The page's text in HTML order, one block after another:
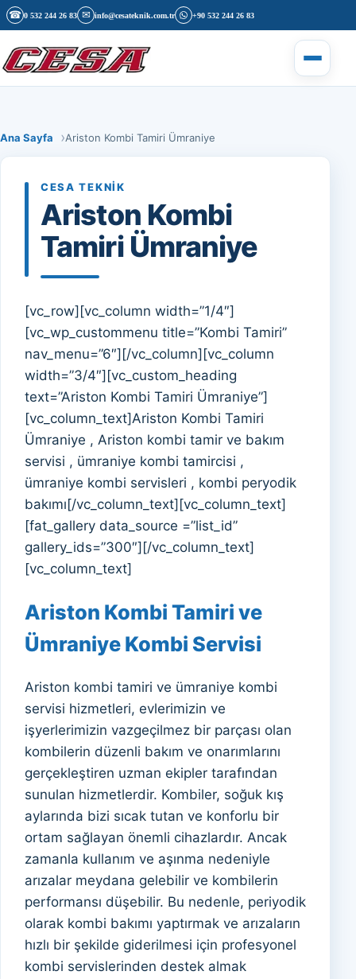
İçeriğe geç
☎ 0 532 244 26 83 ✉ info@cesateknik.com.tr +90 532 244 26 83
Ana Sayfa Ariston Kombi Tamiri Ümraniye
CESA TEKNIK
Ariston Kombi
Tamiri Ümraniye
[vc_row][vc_column width=”1/4″]
[vc_wp_custommenu title=”Kombi Tamiri”
nav_menu=”6″][/vc_column][vc_column
width=”3/4″][vc_custom_heading
text=”Ariston Kombi Tamiri Ümraniye”]
[vc_column_text]Ariston Kombi Tamiri
Ümraniye , Ariston kombi tamir ve bakım
servisi , ümraniye kombi tamircisi ,
ümraniye kombi servisleri , kombi peryodik
bakımı[/vc_column_text][vc_column_text]
[fat_gallery data_source =”list_id”
gallery_ids=”300″][/vc_column_text]
[vc_column_text]
Ariston Kombi Tamiri ve
Ümraniye Kombi Servisi
Ariston kombi tamiri ve ümraniye kombi
servisi hizmetleri, evlerimizin ve
işyerlerimizin vazgeçilmez bir parçası olan
kombilerin düzenli bakım ve onarımlarını
gerçekleştiren uzman ekipler tarafından
sunulan hizmetlerdir. Kombiler, soğuk kış
aylarında bizi sıcak tutan ve konforlu bir
ortam sağlayan önemli cihazlardır. Ancak
zamanla kullanım ve aşınma nedeniyle
arızalar meydana gelebilir ve kombilerin
performansı düşebilir. Bu nedenle, periyodik
olarak kombi bakımı yaptırmak ve arızaların
hızlı bir şekilde giderilmesi için profesyonel
kombi servislerinden destek almak